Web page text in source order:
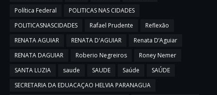
Política Federal
POLITICAS NAS CIDADES
POLITICASNASCIDADES
Rafael Prudente
Reflexão
RENATA AGUIAR
RENATA D'AGUIAR
Renata D’Aguiar
RENATA DAGUIAR
Roberio Negreiros
Roney Nemer
SANTA LUZIA
saude SAUDE Saúde
SAÚDE
SECRETARIA DA EDUACAÇAO HELVIA PARANAGUA